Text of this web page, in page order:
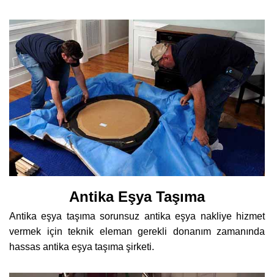
Antika Eşya Taşıma
Antika eşya taşıma sorunsuz antika eşya nakliye hizmet
vermek için teknik eleman gerekli donanım zamanında
hassas antika eşya taşıma şirketi.